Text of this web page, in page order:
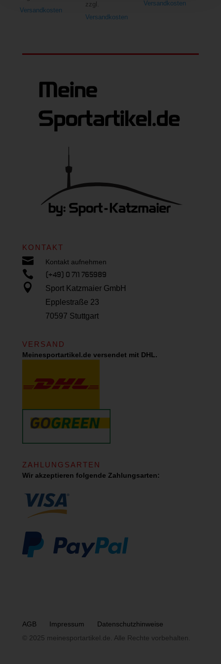
Versandkosten
zzgl.
Versandkosten
Versandkosten
KONTAKT
 Kontakt aufnehmen
 (+49) 0 711 765989

Sport Katzmaier GmbH
Epplestraße 23
70597 Stuttgart
VERSAND
Meinesportartikel.de versendet mit DHL.
ZAHLUNGSARTEN
Wir akzeptieren folgende Zahlungsarten:
AGB Impressum
Datenschutzhinweise
© 2025 meinesportartikel.de. Alle Rechte vorbehalten.